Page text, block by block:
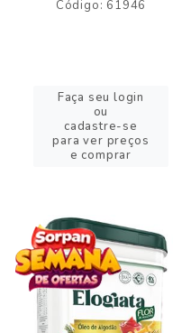
Código: 61946
Faça seu login
ou
cadastre-se
para ver preços
e comprar